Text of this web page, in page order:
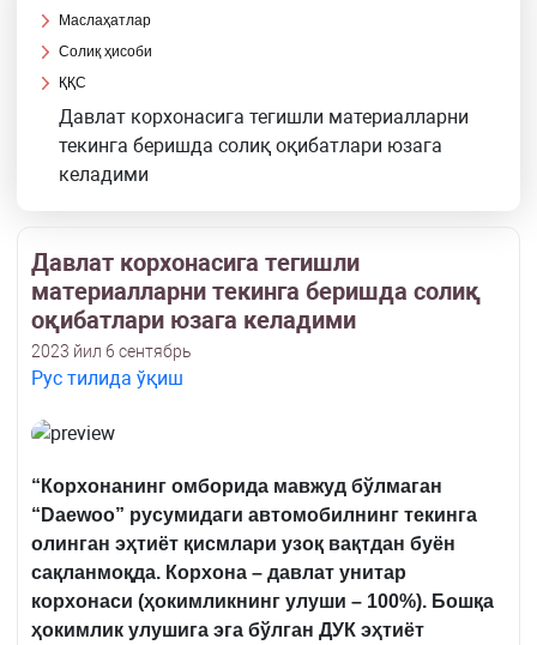
Маслаҳатлар
Солиқ ҳисоби
ҚҚС
Давлат корхонасига тегишли материалларни
текинга беришда солиқ оқибатлари юзага
келадими
Давлат корхонасига тегишли
материалларни текинга беришда солиқ
оқибатлари юзага келадими
2023 йил 6 сентябрь
Рус тилида ўқиш
“Корхонанинг омборида мавжуд бўлмаган
“ Daewoo” русумидаги автомобилнинг текинга
олинган эҳтиёт қисмлари узоқ вақтдан буён
сақланмоқда. Корхона – давлат унитар
корхонаси (ҳокимликнинг улуши – 100%). Бошқа
ҳокимлик улушига эга бўлган ДУК эҳтиёт